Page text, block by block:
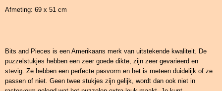
Afmeting: 69 x 51 cm
Bits and Pieces is een Amerikaans merk van uitstekende kwaliteit. De
puzzelstukjes hebben een zeer goede dikte, zijn zeer gevarieerd en
stevig. Ze hebben een perfecte pasvorm en het is meteen duidelijk of ze
passen of niet. Geen twee stukjes zijn gelijk, wordt dan ook niet in